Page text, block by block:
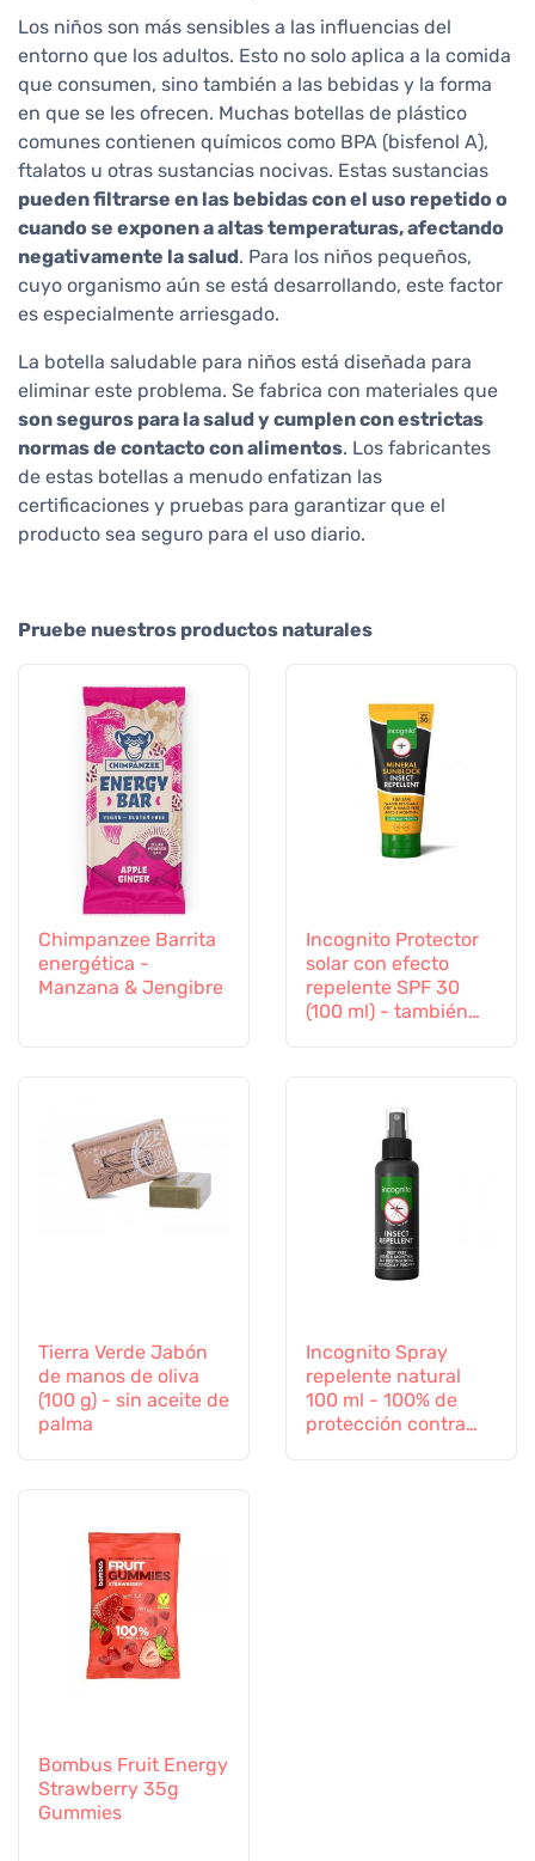
Los niños son más sensibles a las influencias del
entorno que los adultos. Esto no solo aplica a la comida
que consumen, sino también a las bebidas y la forma
en que se les ofrecen. Muchas botellas de plástico
comunes contienen químicos como BPA (bisfenol A),
ftalatos u otras sustancias nocivas. Estas sustancias
pueden filtrarse en las bebidas con el uso repetido o
cuando se exponen a altas temperaturas, afectando
negativamente la salud. Para los niños pequeños,
cuyo organismo aún se está desarrollando, este factor
es especialmente arriesgado.
La botella saludable para niños está diseñada para
eliminar este problema. Se fabrica con materiales que
son seguros para la salud y cumplen con estrictas
normas de contacto con alimentos. Los fabricantes
de estas botellas a menudo enfatizan las
certificaciones y pruebas para garantizar que el
producto sea seguro para el uso diario.
Pruebe nuestros productos naturales
Chimpanzee Barrita
energética -
Manzana & Jengibre
Incognito Protector
solar con efecto
repelente SPF 30
(100 ml) - también
Tierra Verde Jabón
de manos de oliva
(100 g) - sin aceite de
palma
Incognito Spray
repelente natural
100 ml - 100% de
protección contra
Bombus Fruit Energy
Strawberry 35g
Gummies